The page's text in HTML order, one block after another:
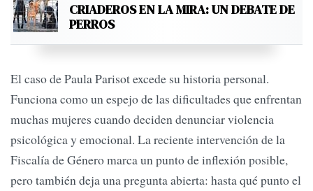
CRIADEROS EN LA MIRA: UN DEBATE DE
PERROS
El caso de Paula Parisot excede su historia personal.
Funciona como un espejo de las dificultades que enfrentan
muchas mujeres cuando deciden denunciar violencia
psicológica y emocional. La reciente intervención de la
Fiscalía de Género marca un punto de inflexión posible,
pero también deja una pregunta abierta: hasta qué punto el